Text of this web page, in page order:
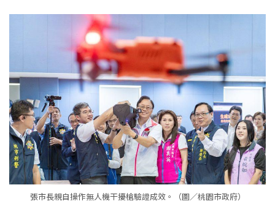
張市長親自操作無人機干擾槍驗證成效。（圖／桃園市政府）